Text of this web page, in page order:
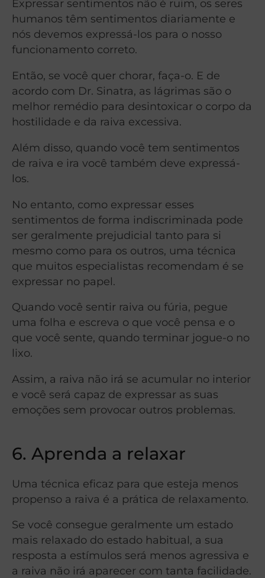
Expressar sentimentos não é ruim, os seres
humanos têm sentimentos diariamente e
nós devemos expressá-los para o nosso
funcionamento correto.
Então, se você quer chorar, faça-o. E de
acordo com Dr. Sinatra, as lágrimas são o
melhor remédio para desintoxicar o corpo da
hostilidade e da raiva excessiva.
Além disso, quando você tem sentimentos
de raiva e ira você também deve expressá-
los.
No entanto, como expressar esses
sentimentos de forma indiscriminada pode
ser geralmente prejudicial tanto para si
mesmo como para os outros, uma técnica
que muitos especialistas recomendam é se
expressar no papel.
Quando você sentir raiva ou fúria, pegue
uma folha e escreva o que você pensa e o
que você sente, quando terminar jogue-o no
lixo.
Assim, a raiva não irá se acumular no interior
e você será capaz de expressar as suas
emoções sem provocar outros problemas.
6. Aprenda a relaxar
Uma técnica eficaz para que esteja menos
propenso a raiva é a prática de relaxamento.
Se você consegue geralmente um estado
mais relaxado do estado habitual, a sua
resposta a estímulos será menos agressiva e
a raiva não irá aparecer com tanta facilidade.